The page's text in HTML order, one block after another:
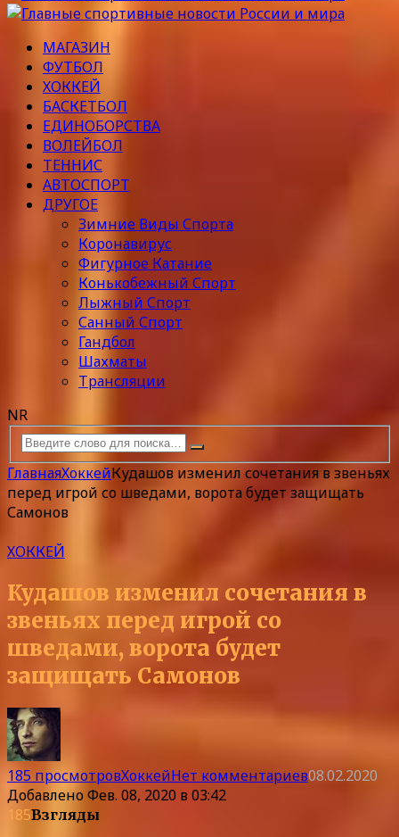
МАГАЗИН
ФУТБОЛ
ХОККЕЙ
БАСКЕТБОЛ
ЕДИНОБОРСТВА
ВОЛЕЙБОЛ
ТЕННИС
АВТОСПОРТ
ДРУГОЕ
Зимние Виды Спорта
Коронавирус
Фигурное Катание
Конькобежный Спорт
Лыжный Спорт
Санный Спорт
Гандбол
Шахматы
Трансляции
NR
ГлавнаяХоккейКудашов изменил сочетания в звеньях
перед игрой со шведами, ворота будет защищать
Самонов
ХОККЕЙ
Кудашов изменил сочетания в
звеньях перед игрой со
шведами, ворота будет
защищать Самонов
185 просмотровХоккейНет комментариев08.02.2020
ДобавленоФев. 08, 2020 в 03:42
185Взгляды